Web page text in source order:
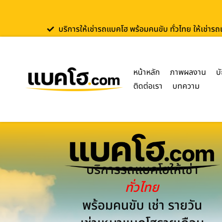
บริการให้เช่ารถแบคโฮ พร้อมคนขับ ทั่วไทย ให้เช่า
หน้าหลัก ภาพผลงาน
ติดต่อเรา
บทความ
บริการรถแบคโฮให้เช่า
ทั่วไทย
พร้อมคนขับ เช่า รายวัน